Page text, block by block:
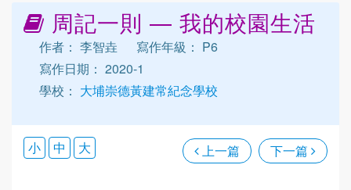
周記一則 — 我的校園生活
作者： 李智垚
寫作年級： P6
寫作日期： 2020-1
學校： 大埔崇德黃建常紀念學校
上一篇 下一篇
小 中 大